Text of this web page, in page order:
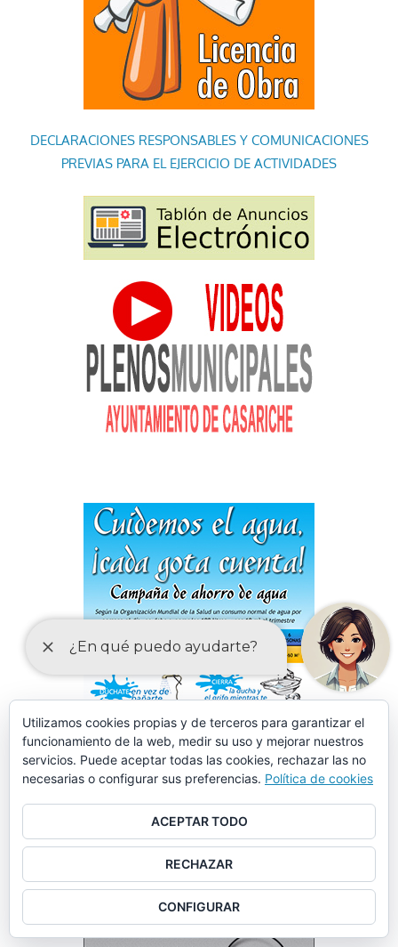
DECLARACIONES RESPONSABLES Y COMUNICACIONES
PREVIAS PARA EL EJERCICIO DE ACTIVIDADES
Utilizamos cookies propias y de terceros para garantizar el
funcionamiento de la web, medir su uso y mejorar nuestros
servicios. Puede aceptar todas las cookies, rechazar las no
necesarias o configurar sus preferencias. Política de cookies
ACEPTAR TODO
RECHAZAR
CONFIGURAR